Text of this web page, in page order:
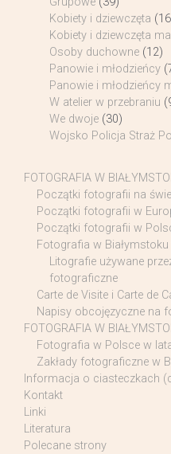
Kobiety i dziewczęta
Kobiety i dziewczęta
Osoby duchowne (12)
Panowie i młodzieńcy
Panowie i młodzieńcy
W atelier w przebraniu
We dwoje (30)
Wojsko Policja Straż
FOTOGRAFIA W
Początki fotografii na
Początki fotografii w
Początki fotografii w
Fotografia w
Litografie używane
fotograficzne
Carte de Visite i Carte de
Napisy obcojęzyczne na
FOTOGRAFIA W
Fotografia w Polsce w
Zakłady fotograficzne w
Informacja o ciasteczkach
Kontakt
Linki
Literatura
Polecane strony